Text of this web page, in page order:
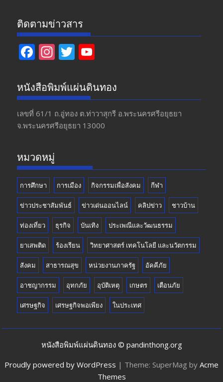
ติดตามข่าวสาร
F
e
b
o
o
In
a
gr
a
m
T
itt
er
u
T
u
b
หนังสือพิมพ์แผ่นดินทอง
เลขที่ 61/1 ถ.อู่ทอง​ ต.​ท่าวาสุกรี​ อ.พระนครศรีอยุธยา​
จ.พระนครศรีอยุธยา 13000
หมวดหมู่
การศึกษา การเมือง กิจกรรมเพื่อสังคม กีฬา
ข่าวประชาสัมพันธ์ ข่าวเด่นออนไลน์ คลิปข่าว ชาวบ้าน
ท่องเที่ยว ธุรกิจ บันเทิง ประเพณีและวัฒนธรรม
ยาเสพติด ร้องเรียน วิทยาศาสตร์ เทคโนโลยี และนวัตกรรม
สังคม สาธารณสุข หน่วยงานภาครัฐ อัคคีภัย
อาชญากรรม อุทกภัย อุบัติเหตุ เกษตร เตือนภัย
เศรษฐกิจ เศรษฐกิจพอเพียง ในประเทศ
หนังสือพิมพ์แผ่นดินทอง © pandinthong.org
Proudly powered by WordPress | Theme: SuperMag by Acme
Themes